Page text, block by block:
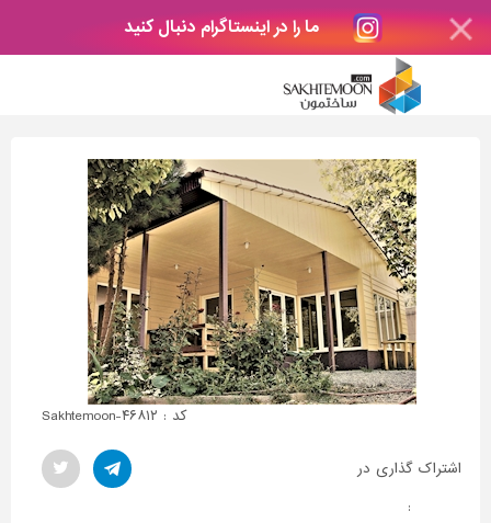
ما را در اینستاگرام دنبال کنید
کد : Sakhtemoon-۴۶۸۱۲
اشتراک گذاری در
: